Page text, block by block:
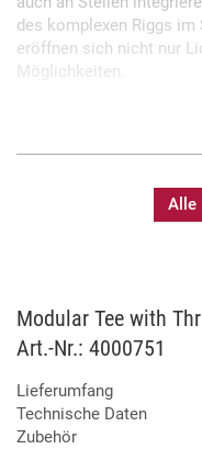
des komplexen Riggs
eröffnen sich nicht nur
Möglichkeiten.
Alle
Modular Tee with
Art.-Nr.: 4000751
Lieferumfang
Technische Daten
Zubehör